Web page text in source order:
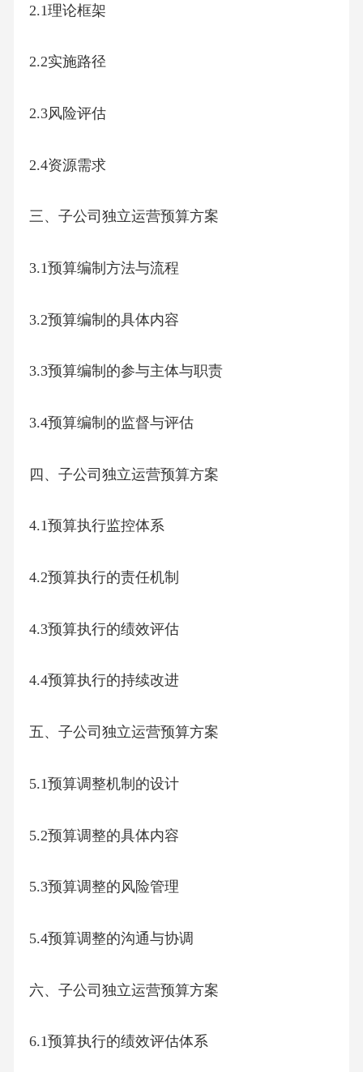
2.1理论框架
2.2实施路径
2.3风险评估
2.4资源需求
三、子公司独立运营预算方案
3.1预算编制方法与流程
3.2预算编制的具体内容
3.3预算编制的参与主体与职责
3.4预算编制的监督与评估
四、子公司独立运营预算方案
4.1预算执行监控体系
4.2预算执行的责任机制
4.3预算执行的绩效评估
4.4预算执行的持续改进
五、子公司独立运营预算方案
5.1预算调整机制的设计
5.2预算调整的具体内容
5.3预算调整的风险管理
5.4预算调整的沟通与协调
六、子公司独立运营预算方案
6.1预算执行的绩效评估体系